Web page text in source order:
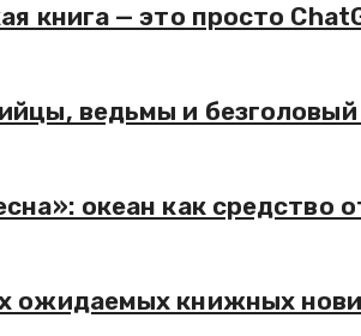
книга — это просто
ведьмы и
океан как средство
ожидаемых книжных